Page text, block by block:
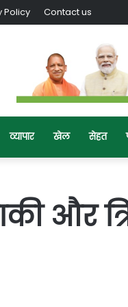
Policy Contact us
व्यापार खेल सेहत
और